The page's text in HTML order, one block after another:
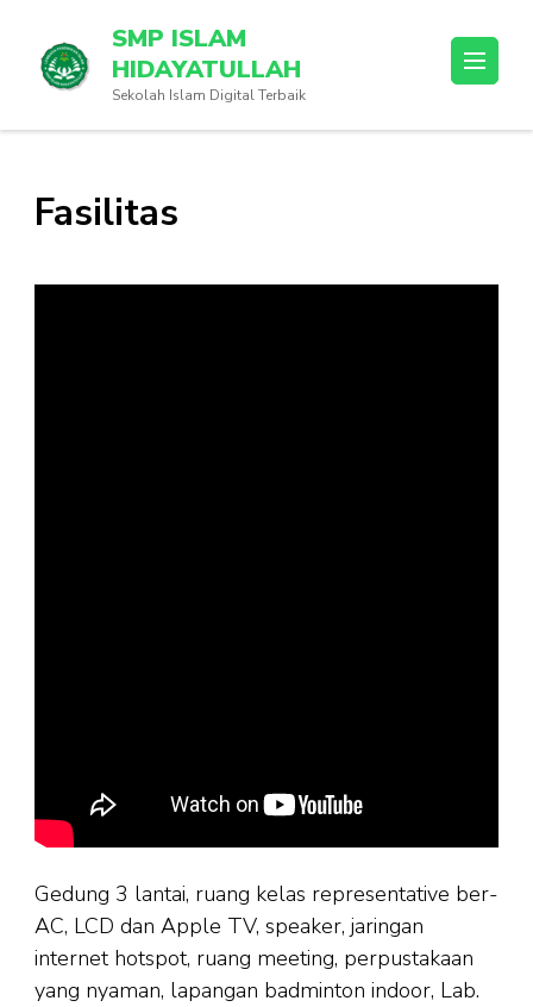
SMP ISLAM
HIDAYATULLAH
Sekolah Islam Digital Terbaik
Fasilitas
Gedung 3 lantai, ruang kelas representative ber-
AC, LCD dan Apple TV, speaker, jaringan
internet hotspot, ruang meeting, perpustakaan
yang nyaman, lapangan badminton indoor, Lab.